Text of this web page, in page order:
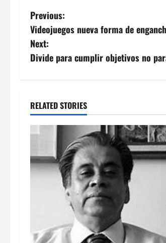
Post
navigation
Previous:
Videojuegos nueva forma de
Next:
Divide para cumplir objetivos no
RELATED STORIES